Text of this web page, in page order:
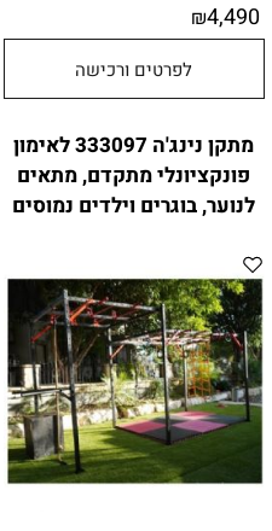
₪4,490
לפרטים ורכישה
מתקן נינג'ה 333097 לאימון
פונקציונלי מתקדם, מתאים
לנוער, בוגרים וילדים נמוסים